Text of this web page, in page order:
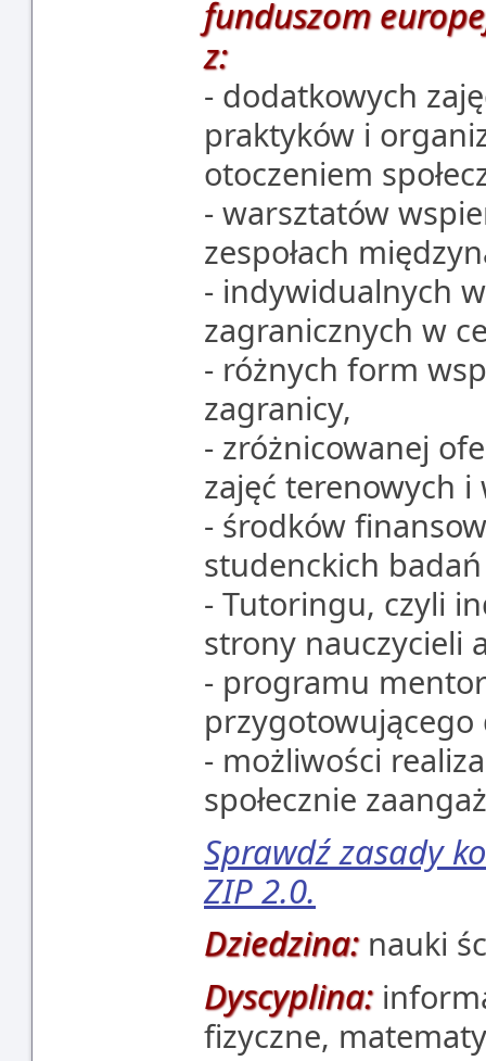
funduszom
z:
- dodatkowych
praktyków i
otoczeniem
- warsztatów
zespołach
- indywidualnych
zagranicznych w
- różnych form
zagranicy,
- zróżnicowanej
zajęć terenowych
- środków
studenckich
- Tutoringu, czyli
strony nauczycieli
- programu
- możliwości
społecznie
Sprawdź zasady
ZIP 2.0.
Dziedzina:nauki
Dyscyplina:
fizyczne,